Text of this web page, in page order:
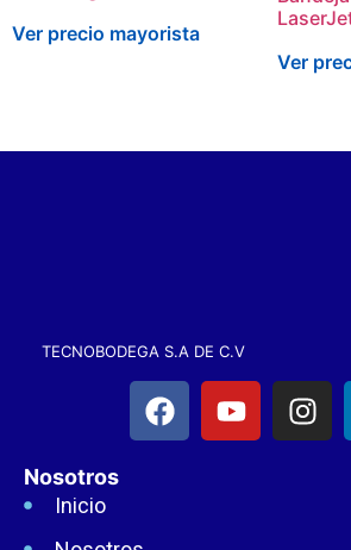
Ver precio mayorista
Ver
TECNOBODEGA S.A DE C.V
Nosotros
Inicio